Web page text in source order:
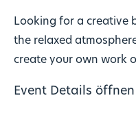
Looking for a creative
the relaxed
create your own work
Event Details öffnen